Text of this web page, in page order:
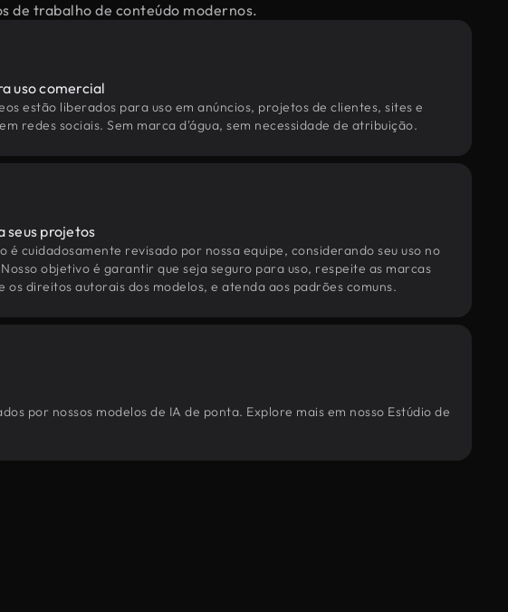
de trabalho de conteúdo modernos.
uso comercial
estão liberados para uso em anúncios, projetos de clientes, sites e
redes sociais. Sem marca d'água, sem necessidade de atribuição.
seus projetos
é cuidadosamente revisado por nossa equipe, considerando seu uso no
objetivo é garantir que seja seguro para uso, respeite as marcas
os direitos autorais dos modelos, e atenda aos padrões comuns.
por nossos modelos de IA de ponta. Explore mais em nosso Estúdio de